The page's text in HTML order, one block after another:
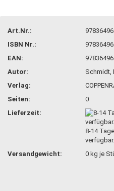
Art.Nr.:
ISBN Nr.:
EAN:
Autor:
Schmidt,
Verlag:
Seiten:
0
Lieferzeit:
8-14
verfügbar.
Versandgewicht: 0 kg je